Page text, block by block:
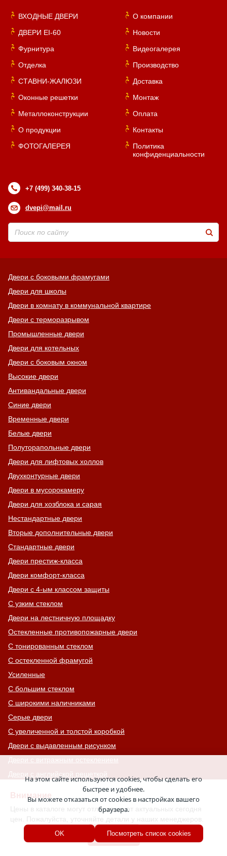
Внимание
Цены в каталоге могут отличаться от актуальных сегодня
цен. Пожалуйста, уточняйте детали у наших менеджеров.
Хорошо
ВХОДНЫЕ ДВЕРИ
ДВЕРИ EI-60
Фурнитура
Отделка
СТАВНИ-ЖАЛЮЗИ
Оконные решетки
Металлоконструкции
О продукции
ФОТОГАЛЕРЕЯ
О компании
Новости
Видеогалерея
Производство
Доставка
Монтаж
Оплата
Контакты
Политика
конфиденциальности
+7 (499) 340-38-15
dvepi@mail.ru
Двери с боковыми фрамугами
Двери для школы
Двери в комнату в коммунальной квартире
Двери с терморазрывом
Промышленные двери
Двери для котельных
Двери с боковым окном
Высокие двери
Антивандальные двери
Синие двери
Временные двери
Белые двери
Полуторапольные двери
Двери для лифтовых холлов
Двухконтурные двери
Двери в мусорокамеру
Двери для хозблока и сарая
Нестандартные двери
Вторые дополнительные двери
Стандартные двери
Двери престиж-класса
Двери комфорт-класса
Двери с 4-ым классом защиты
С узким стеклом
Двери на лестничную площадку
Остекленные противопожарные двери
С тонированным стеклом
С остекленной фрамугой
Усиленные
С большим стеклом
С широкими наличниками
Серые двери
С увеличенной и толстой коробкой
Двери с выдавленным рисунком
Двери с витражным остеклением
Двери с английской решеткой
Глухие противопожарные двери
Однопольные противопожарные двери
Двери со львом
Двери Антипаника
Двери с окном сверху
На этом сайте используются cookies, чтобы сделать его
быстрее и удобнее.
Вы можете отказаться от cookies в настройках вашего
браузера.
OK Посмотреть список cookies